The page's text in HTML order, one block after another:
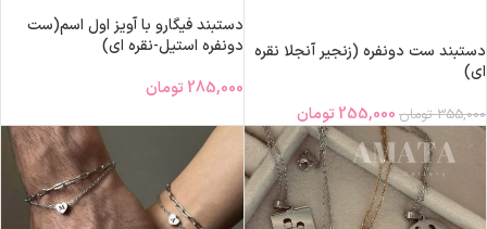
دستبند ست دونفره (زنجیر آنجلا نقره
ای)
355,000 تومان 255,000 تومان
دستبند فیگارو با آویز اول اسم(ست
دونفره استیل-نقره ای)
285,000 تومان